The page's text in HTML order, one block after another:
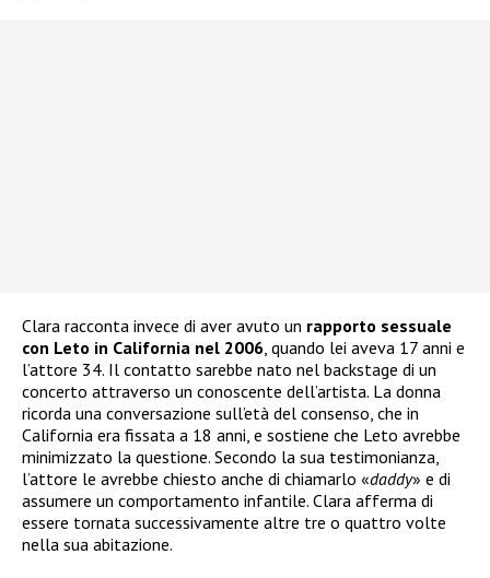
Clara racconta invece di aver avuto un rapporto sessuale
con Leto in California nel 2006, quando lei aveva 17 anni e
l’attore 34. Il contatto sarebbe nato nel backstage di un
concerto attraverso un conoscente dell’artista. La donna
ricorda una conversazione sull’età del consenso, che in
California era fissata a 18 anni, e sostiene che Leto avrebbe
minimizzato la questione. Secondo la sua testimonianza,
l’attore le avrebbe chiesto anche di chiamarlo «daddy» e di
assumere un comportamento infantile. Clara afferma di
essere tornata successivamente altre tre o quattro volte
nella sua abitazione.